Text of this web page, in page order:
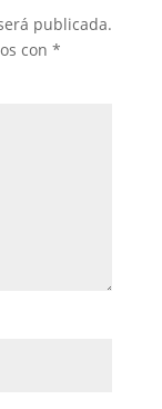
publicada.
con *